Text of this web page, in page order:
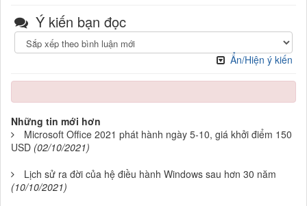
Ý kiến bạn đọc
Ẩn/Hiện ý kiến
Những tin mới hơn
Microsoft Office 2021 phát hành ngày 5-10, giá khởi điểm 150
USD (02/10/2021)
Lịch sử ra đời của hệ điều hành Windows sau hơn 30 năm
(10/10/2021)